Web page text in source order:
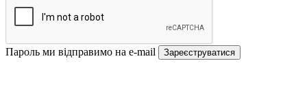
Пароль ми відправимо на e-mail Зареєструватися